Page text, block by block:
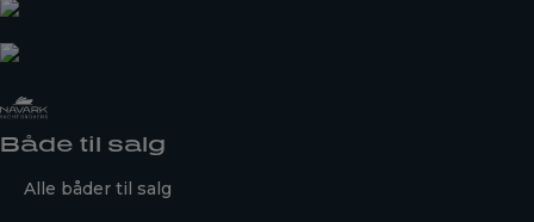
Både til salg
Alle båder til salg